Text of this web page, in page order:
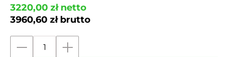
3220,00 złnetto
3960,60 złbrutto